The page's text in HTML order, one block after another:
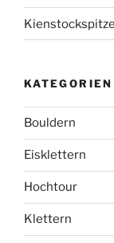
KATEGORIEN
Bouldern
Eisklettern
Hochtour
Klettern